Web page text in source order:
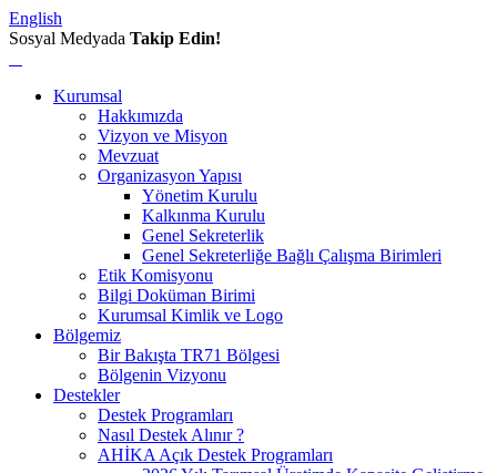
English
Sosyal Medyada Takip Edin!
Kurumsal
Hakkımızda
Vizyon ve Misyon
Mevzuat
Organizasyon Yapısı
Yönetim Kurulu
Kalkınma Kurulu
Genel Sekreterlik
Genel Sekreterliğe Bağlı Çalışma Birimleri
Etik Komisyonu
Bilgi Doküman Birimi
Kurumsal Kimlik ve Logo
Bölgemiz
Bir Bakışta TR71 Bölgesi
Bölgenin Vizyonu
Destekler
Destek Programları
Nasıl Destek Alınır ?
AHİKA Açık Destek Programları